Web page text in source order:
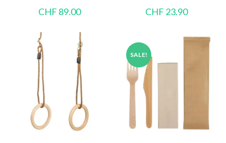
CHF 89.00 CHF 23.90
SALE!